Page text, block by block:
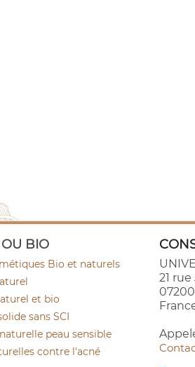
BIO
Bio et naturels
et bio
sans SCI
peau sensible
contre l'acné
21